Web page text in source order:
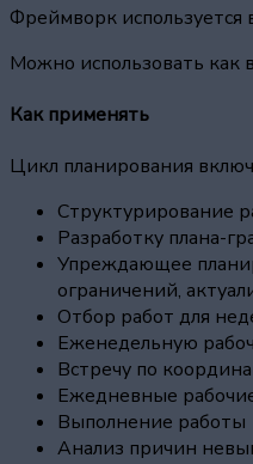
Фреймворк
Можно использовать как
Как применять
Цикл планирования
Структурирование
Разработку плана-
Упреждающее
ограничений,
Отбор работ для
Еженедельную
Встречу по
Ежедневные
Выполнение работы
Анализ причин